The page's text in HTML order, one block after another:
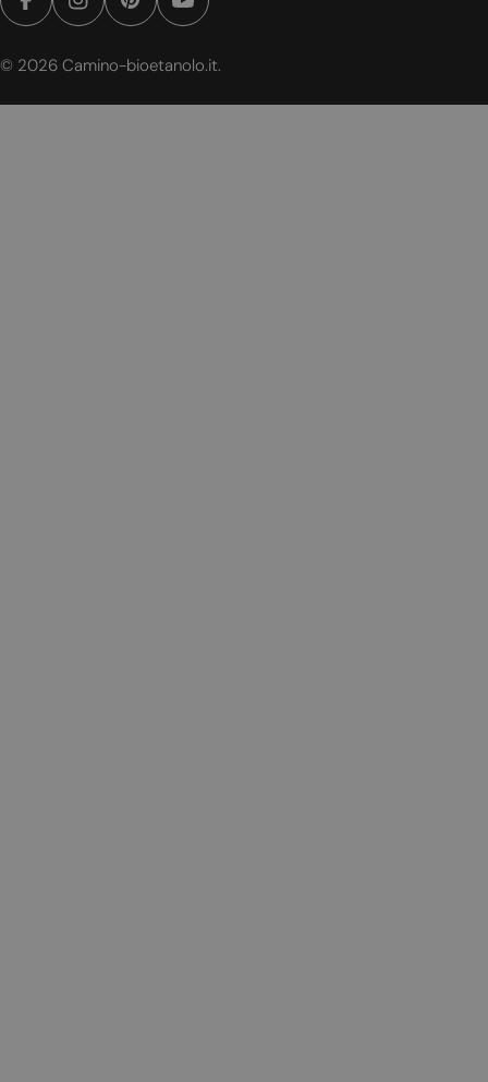
pagamento
FacebookInstagramPinterestYouTube
© 2026 Camino-bioetanolo.it.